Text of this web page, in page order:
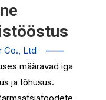
Co., Ltd
——
määravad iga
ja tõhusus.